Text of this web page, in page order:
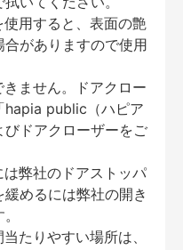
用すると、表面の艶
がありますので使用
ません。ドアクロー
hapia public（ハピア
ドアクローザーをご
弊社のドアストッパ
めるには弊社の開き
たりやすい場所は、